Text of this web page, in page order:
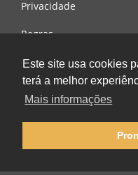
Este site usa cookies
terá a melhor
Mais informações
Privacidade
Regras
Contacte-nos
© 2002-